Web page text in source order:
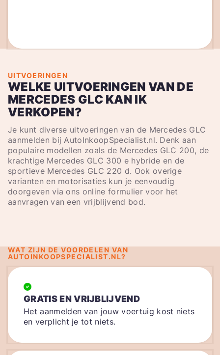
UITVOERINGEN
WELKE UITVOERINGEN VAN DE
MERCEDES GLC KAN IK
VERKOPEN?
Je kunt diverse uitvoeringen van de Mercedes GLC
aanmelden bij AutoInkoopSpecialist.nl. Denk aan
populaire modellen zoals de Mercedes GLC 200, de
krachtige Mercedes GLC 300 e hybride en de
sportieve Mercedes GLC 220 d. Ook overige
varianten en motorisaties kun je eenvoudig
doorgeven via ons online formulier voor het
aanvragen van een vrijblijvend bod.
WAT ZIJN DE VOORDELEN VAN
AUTOINKOOPSPECIALIST.NL?
GRATIS EN VRIJBLIJVEND
Het aanmelden van jouw voertuig kost niets
en verplicht je tot niets.